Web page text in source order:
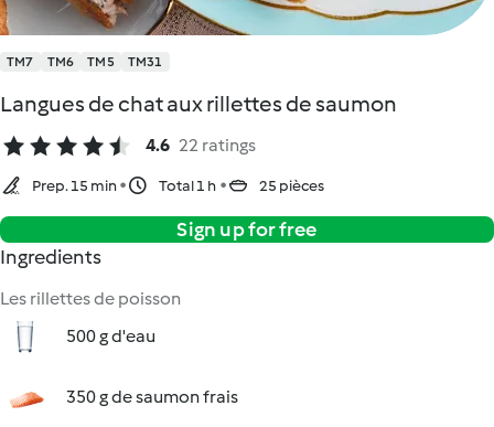
TM7 TM6 TM5 TM31
Langues de chat aux rillettes de saumon
4.6 22 ratings
Prep. 15 min Total 1 h 25 pièces
Sign up for free
Ingredients
Les rillettes de poisson
500 g d'eau
350 g de saumon frais